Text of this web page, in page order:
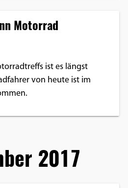
Motorrad
ist es längst
von heute ist im
2017